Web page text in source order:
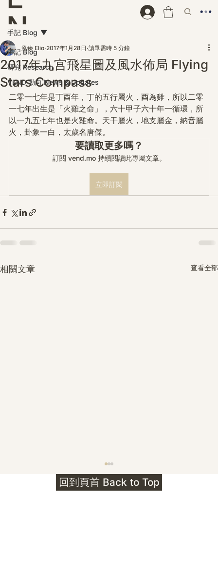
N
D
手記 Blog
研究 Research
VEND 動向 News & Updates
手記 Blog
2017年九宫飛星圖及風水佈局 Flying
Stars Compass
泓臻 Elio 2017年1月28日 讀畢需時 5 分鐘
二零一七年是丁酉年，丁的五行屬火，酉為雞，所以二零
一七年出生是「火雞之命」，六十甲子六十年一循環，所
以一九五七年也是火雞命。天干屬火，地支屬金，納音屬
火，卦象一白，太歲名唐傑。
要讀取更多嗎？
訂閱 vend.mo 持續閱讀此專屬文章。
立即訂閱
相關文章 查看全部
回到頁首 Back to Top